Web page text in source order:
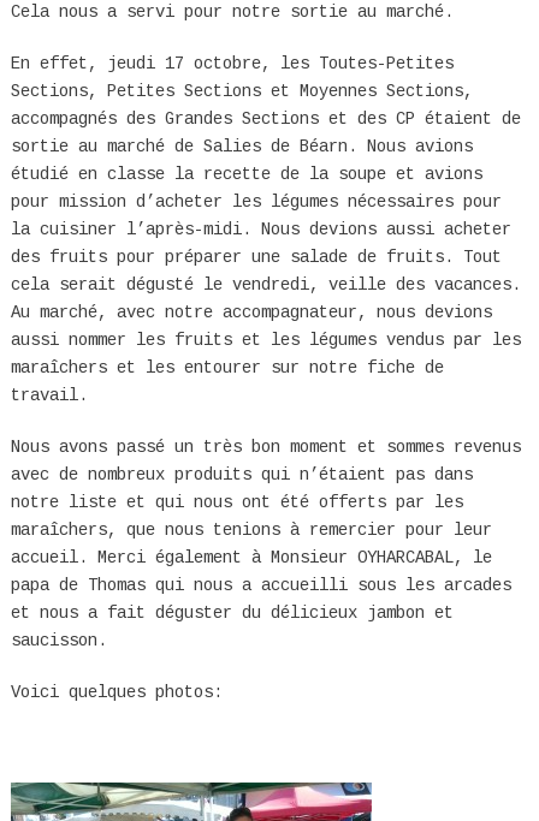
Cela nous a servi pour notre sortie au marché.
En effet, jeudi 17 octobre, les Toutes-Petites
Sections, Petites Sections et Moyennes Sections,
accompagnés des Grandes Sections et des CP étaient de
sortie au marché de Salies de Béarn. Nous avions
étudié en classe la recette de la soupe et avions
pour mission d’acheter les légumes nécessaires pour
la cuisiner l’après-midi. Nous devions aussi acheter
des fruits pour préparer une salade de fruits. Tout
cela serait dégusté le vendredi, veille des vacances.
Au marché, avec notre accompagnateur, nous devions
aussi nommer les fruits et les légumes vendus par les
maraîchers et les entourer sur notre fiche de
travail.
Nous avons passé un très bon moment et sommes revenus
avec de nombreux produits qui n’étaient pas dans
notre liste et qui nous ont été offerts par les
maraîchers, que nous tenions à remercier pour leur
accueil. Merci également à Monsieur OYHARCABAL, le
papa de Thomas qui nous a accueilli sous les arcades
et nous a fait déguster du délicieux jambon et
saucisson.
Voici quelques photos: